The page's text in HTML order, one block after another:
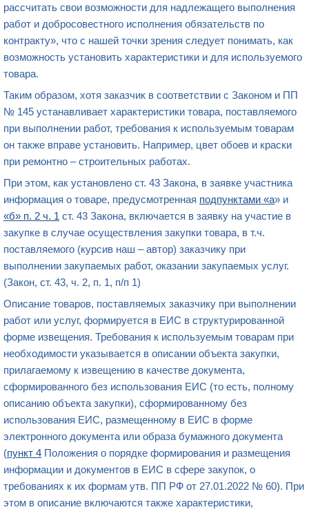
рассчитать свои возможности для надлежащего выполнения
работ и добросовестного исполнения обязательств по
контракту», что с нашей точки зрения следует понимать, как
возможность установить характеристики и для используемого
товара.
Таким образом, хотя заказчик в соответствии с Законом и ПП
№ 145 устанавливает характеристики товара, поставляемого
при выполнении работ, требования к используемым товарам
он также вправе установить. Например, цвет обоев и краски
при ремонтно – строительных работах.
При этом, как установлено ст. 43 Закона, в заявке участника
информация о товаре, предусмотренная подпунктами «а» и
«б» п. 2 ч. 1 ст. 43 Закона, включается в заявку на участие в
закупке в случае осуществления закупки товара, в т.ч.
поставляемого (курсив наш – автор) заказчику при
выполнении закупаемых работ, оказании закупаемых услуг.
(Закон, ст. 43, ч. 2, п. 1, п/п 1)
Описание товаров, поставляемых заказчику при выполнении
работ или услуг, формируется в ЕИС в структурированной
форме извещения. Требования к используемым товарам при
необходимости указывается в описании объекта закупки,
прилагаемому к извещению в качестве документа,
сформированного без использования ЕИС (то есть, полному
описанию объекта закупки), сформированному без
использования ЕИС, размещенному в ЕИС в форме
электронного документа или образа бумажного документа
(пункт 4 Положения о порядке формирования и размещения
информации и документов в ЕИС в сфере закупок, о
требованиях к их формам утв. ПП РФ от 27.01.2022 № 60). При
этом в описание включаются также характеристики,